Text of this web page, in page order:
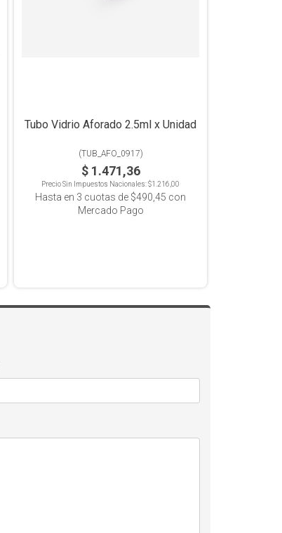
Tubo Vidrio Aforado 2.5ml x Unidad
(TUB_AFO_0917)
$ 1.471,36
Precio Sin Impuestos Nacionales:$1.216,00
Hasta en 3 cuotas de $490,45 con
Mercado Pago